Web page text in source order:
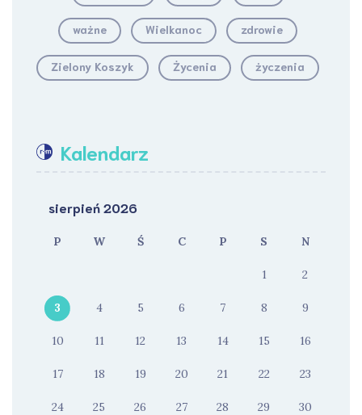
ważne Wielkanoc zdrowie
Zielony Koszyk Życenia życzenia
Kalendarz
sierpień 2026
P W Ś C P S N
1 2
3 4 5 6 7 8 9
10 11 12 13 14 15 16
17 18 19 20 21 22 23
24 25 26 27 28 29 30